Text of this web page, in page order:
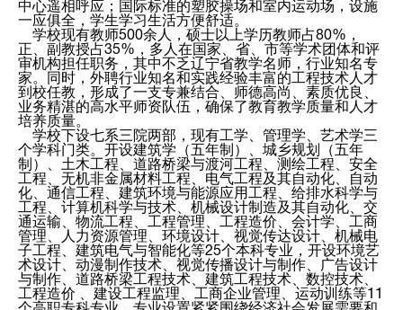
中心遥相呼应；国际标准的塑胶操场和室内运动场，设施
一应俱全，学生学习生活方便舒适。
学校现有教师500余人，硕士以上学历教师占80%，
正、副教授占35%，多人在国家、省、市等学术团体和评
审机构担任职务，其中不乏辽宁省教学名师，行业知名专
家。同时，外聘行业知名和实践经验丰富的工程技术人才
到校任教，形成了一支专兼结合、师德高尚、素质优良、
业务精湛的高水平师资队伍，确保了教育教学质量和人才
培养质量。
学校下设七系三院两部，现有工学、管理学、艺术学三
个学科门类。开设建筑学（五年制）、城乡规划（五年
制）、土木工程、道路桥梁与渡河工程、测绘工程、安全
工程、无机非金属材料工程、电气工程及其自动化、自动
化、通信工程、建筑环境与能源应用工程、给排水科学与
工程、计算机科学与技术、机械设计制造及其自动化、交
通运输、物流工程、工程管理、工程造价、会计学、工商
管理、人力资源管理、环境设计、视觉传达设计、机械电
子工程、建筑电气与智能化等25个本科专业，开设环境艺
术设计、动漫制作技术、视觉传播设计与制作、广告设计
与制作、道路桥梁工程技术、建筑工程技术、数控技术、
工程造价 、建设工程监理、工商企业管理、运动训练等11